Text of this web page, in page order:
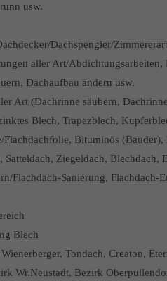
usw.
Dachspengler/
aller Art/
Dachaufbau ändern usw.
Art (Dachrinne säubern,
Blech, Trapezblech,
Flachdachfolie, Bituminös
Satteldach, Ziegeldach,
Flachdach-Sanierung, Flachdach-
Blech
Tondach, Creaton,
Wr.Neustadt, Bezirk